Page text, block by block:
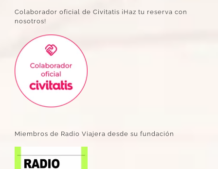
Colaborador oficial de Civitatis ¡Haz tu reserva con
nosotros!
Miembros de Radio Viajera desde su fundación